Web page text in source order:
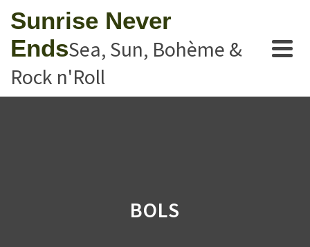
Sunrise Never
EndsSea, Sun, Bohème &
Rock n'Roll
BOLS